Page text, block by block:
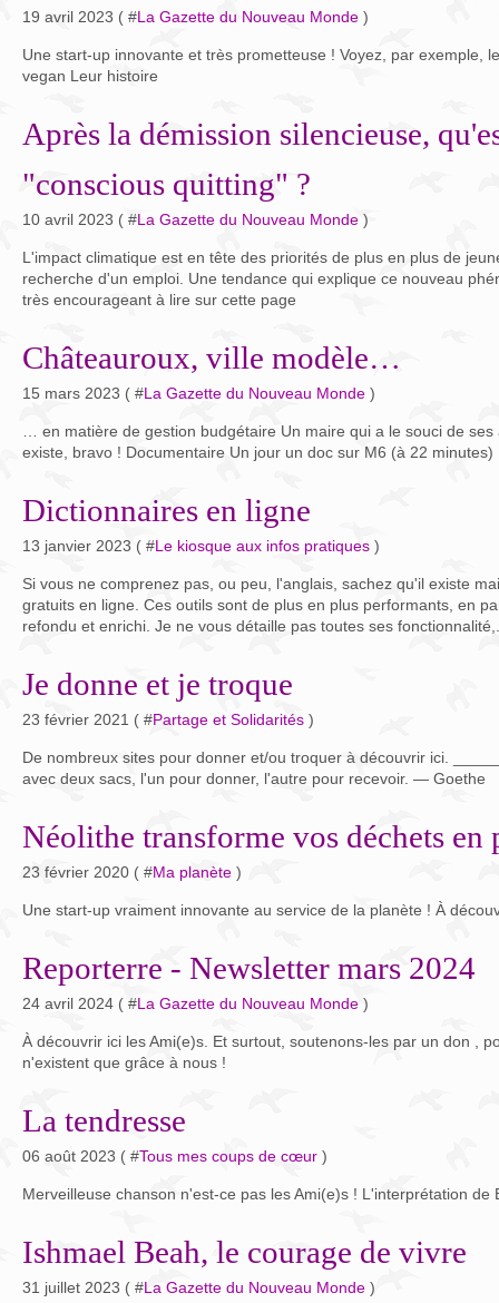
19 avril 2023 ( #La Gazette du Nouveau Monde )
Une start-up innovante et très prometteuse ! Voyez, par exemple,
vegan Leur histoire
Après la démission silencieuse,
"conscious quitting" ?
10 avril 2023 ( #La Gazette du Nouveau Monde )
L'impact climatique est en tête des priorités de plus en plus de
recherche d'un emploi. Une tendance qui explique ce nouveau
très encourageant à lire sur cette page
Châteauroux, ville modèle…
15 mars 2023 ( #La Gazette du Nouveau Monde )
… en matière de gestion budgétaire Un maire qui a le souci de
existe, bravo ! Documentaire Un jour un doc sur M6 (à 22
Dictionnaires en ligne
13 janvier 2023 ( #Le kiosque aux infos pratiques )
Si vous ne comprenez pas, ou peu, l'anglais, sachez qu'il existe
gratuits en ligne. Ces outils sont de plus en plus performants, en
refondu et enrichi. Je ne vous détaille pas toutes ses
Je donne et je troque
23 février 2021 ( #Partage et Solidarités )
De nombreux sites pour donner et/ou troquer à découvrir ici.
avec deux sacs, l'un pour donner, l'autre pour recevoir. — Goethe
Néolithe transforme vos déchets en
23 février 2020 ( #Ma planète )
Une start-up vraiment innovante au service de la planète ! À
Reporterre - Newsletter mars 2024
24 avril 2024 ( #La Gazette du Nouveau Monde )
À découvrir ici les Ami(e)s. Et surtout, soutenons-les par un don ,
n'existent que grâce à nous !
La tendresse
06 août 2023 ( #Tous mes coups de cœur )
Merveilleuse chanson n'est-ce pas les Ami(e)s ! L'interprétation de
Ishmael Beah, le courage de vivre
31 juillet 2023 ( #La Gazette du Nouveau Monde )